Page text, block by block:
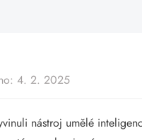
4. 2. 2025
nástroj umělé